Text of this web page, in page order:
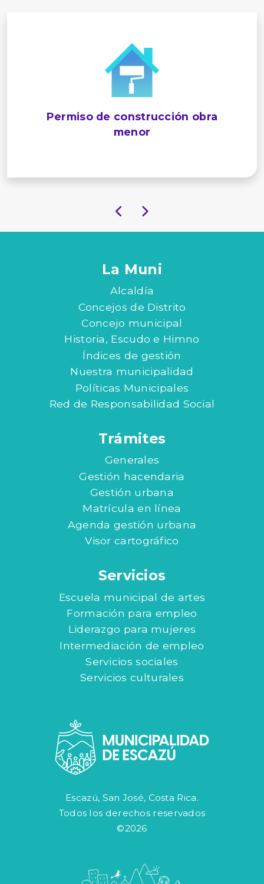
Permiso de construcción obra
menor
La Muni
Alcaldía
Concejos de Distrito
Concejo municipal
Historia, Escudo e Himno
Índices de gestión
Nuestra municipalidad
Políticas Municipales
Red de Responsabilidad Social
Trámites
Generales
Gestión hacendaria
Gestión urbana
Matrícula en línea
Agenda gestión urbana
Visor cartográfico
Servicios
Escuela municipal de artes
Formación para empleo
Liderazgo para mujeres
Intermediación de empleo
Servicios sociales
Servicios culturales
Escazú, San José, Costa Rica.
Todos los derechos reservados
©2026